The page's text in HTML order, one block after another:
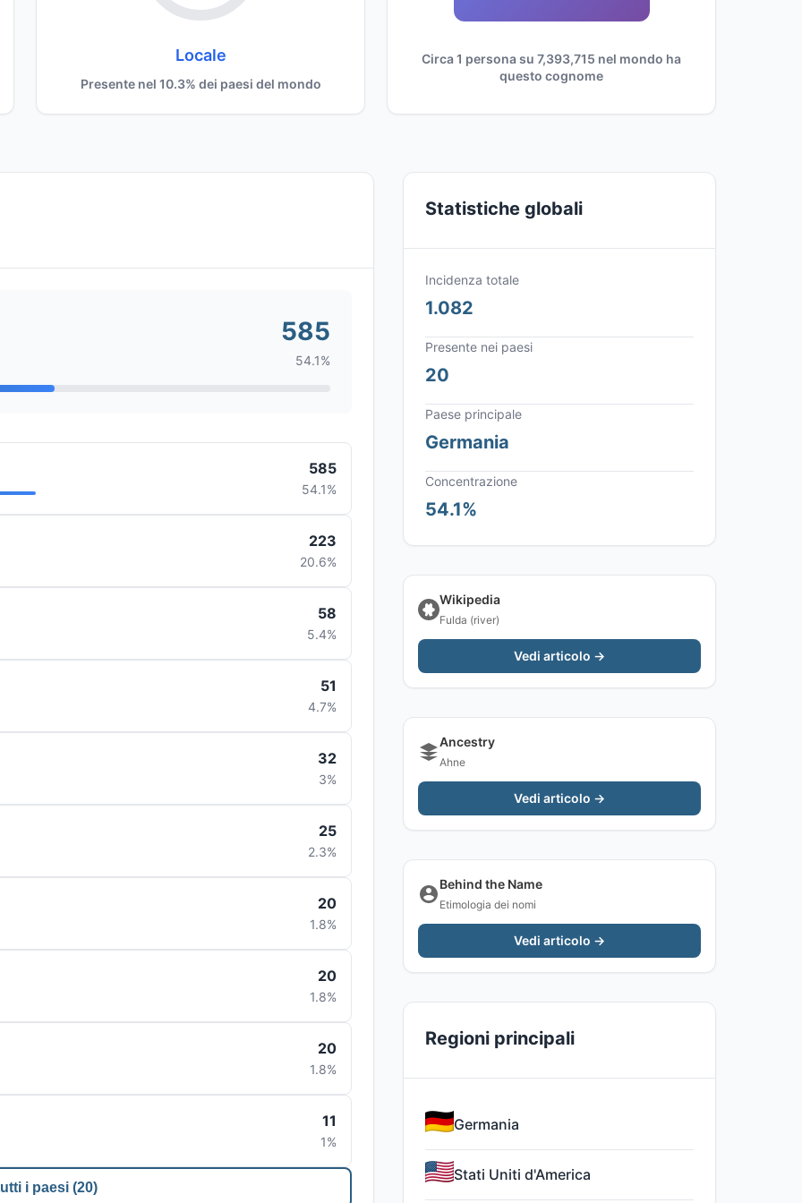
Locale
Presente nel 10.3% dei paesi del mondo
Circa 1 persona su 7,393,715 nel mondo ha
questo cognome
585
54.1%
585
54.1%
223
20.6%
58
5.4%
51
4.7%
32
3%
25
2.3%
20
1.8%
20
1.8%
20
1.8%
11
1%
i paesi (20)
Statistiche globali
Incidenza totale
1.082
Presente nei paesi
20
Paese principale
Germania
Concentrazione
54.1%
Wikipedia
Fulda (river)
Vedi articolo →
Ancestry
Ahne
Vedi articolo →
Behind the Name
Etimologia dei nomi
Vedi articolo →
Regioni principali
Germania
Stati Uniti d'America